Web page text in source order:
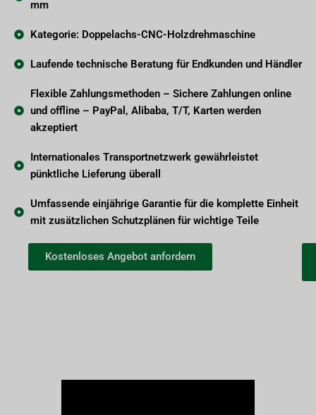
mm
Kategorie: Doppelachs-CNC-Holzdrehmaschine
Laufende technische Beratung für Endkunden und Händler
Flexible Zahlungsmethoden – Sichere Zahlungen online
und offline – PayPal, Alibaba, T/T, Karten werden
akzeptiert
Internationales Transportnetzwerk gewährleistet
pünktliche Lieferung überall
Umfassende einjährige Garantie für die komplette Einheit
mit zusätzlichen Schutzplänen für wichtige Teile
Kostenloses Angebot anfordern